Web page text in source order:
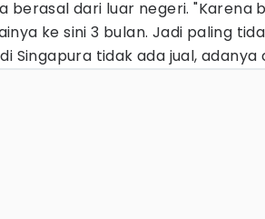
berasal dari luar negeri. "Karena
ke sini 3 bulan. Jadi paling
Singapura tidak ada jual,